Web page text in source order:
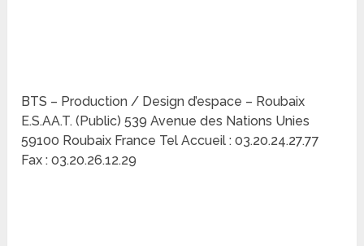
BTS – Production / Design d’espace – Roubaix
E.S.AA.T. (Public) 539 Avenue des Nations Unies
59100 Roubaix France Tel Accueil : 03.20.24.27.77
Fax : 03.20.26.12.29